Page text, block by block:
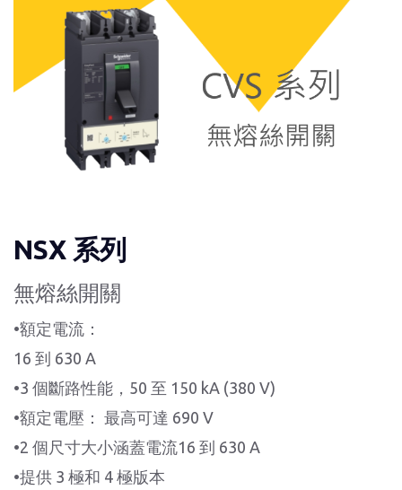
NSX 系列
無熔絲開關
•額定電流：
16 到 630 A
•3 個斷路性能，50 至 150 kA (380 V)
•額定電壓： 最高可達 690 V
•2 個尺寸大小涵蓋電流16 到 630 A
•提供 3 極和 4 極版本